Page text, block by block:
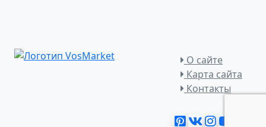
О сайте
Карта сайта
Контакты